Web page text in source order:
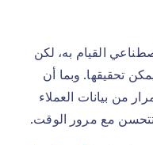
القيام به، لكن
تحقيقها. وبما أن
من بيانات العملاء
تتحسن مع مرور الوقت.